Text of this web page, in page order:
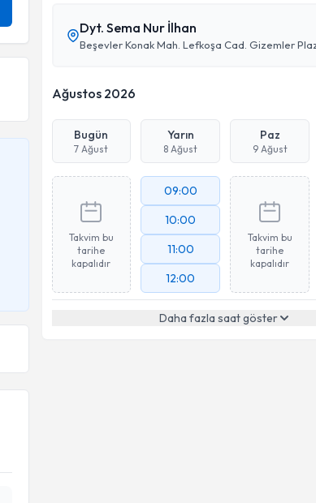
Dyt. Sema Nur İlhan
Ağustos 2026
Bugün
7 Ağust
Yarın
8 Ağust
Paz
9 Ağust
Takvim bu
tarihe
kapalıdır
09:00
10:00
11:00
12:00
Takvim bu
tarihe
kapalıdır
Daha fazla saat göster